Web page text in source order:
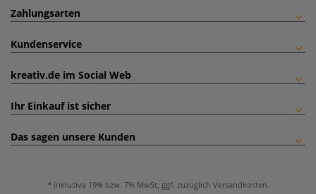
Zahlungsarten
Kundenservice
kreativ.de im Social Web
Ihr Einkauf ist sicher
Das sagen unsere Kunden
inklusive 19% bzw. 7% MwSt, ggf. zuzüglich Versandkosten.